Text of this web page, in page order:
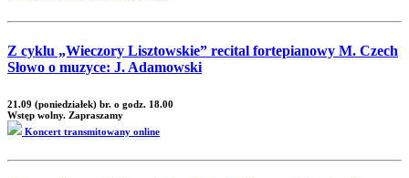
Z cyklu „Wieczory Lisztowskie” recital fortepianowy M. Czech
Słowo o muzyce: J. Adamowski
21.09 (poniedziałek) br. o godz. 18.00
Wstęp wolny. Zapraszamy
Koncert transmitowany online